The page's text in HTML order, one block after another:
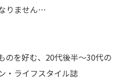
りません…
のを好む、20代後半～30代の
・ライフスタイル誌